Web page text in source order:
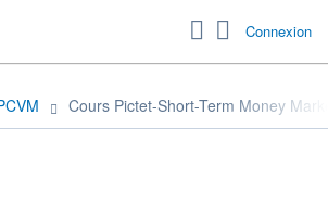
Connexion
Cours Pictet-Short-Term Money